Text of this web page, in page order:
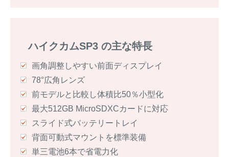
ハイクカムSP3 の主な特長
画角調整しやすい前面ディスプレイ
78°広角レンズ
前モデルと比較し体積比50％小型化
最大512GB MicroSDXCカードに対応
スライド式バッテリートレイ
背面可動式マウントを標準装備
単三電池6本で省電力化